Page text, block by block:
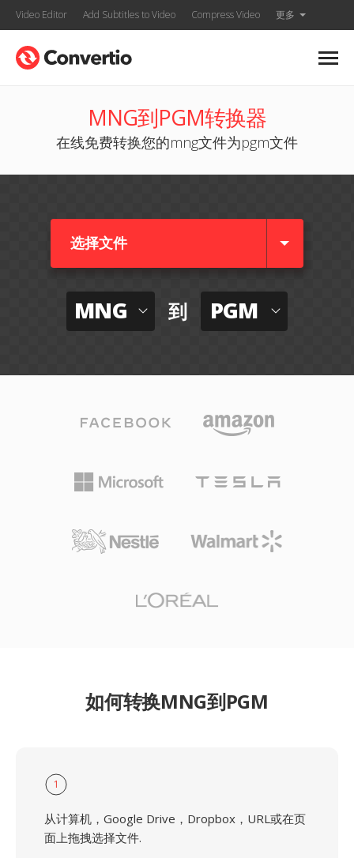
Video Editor Add Subtitles to Video Compress Video 更多
MNG到PGM转换器
在线免费转换您的mng文件为pgm文件
选择文件
MNG 到 PGM
如何转换MNG到PGM
1
从计算机，Google Drive，Dropbox，URL或在页
面上拖拽选择文件.